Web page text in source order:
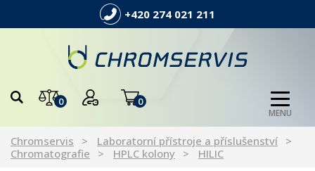
+420 274 021 211
0 0
MENU
Chromservis
Laboratorní přístroje a příslušenství
Chromatografie
HPLC kolony HILIC